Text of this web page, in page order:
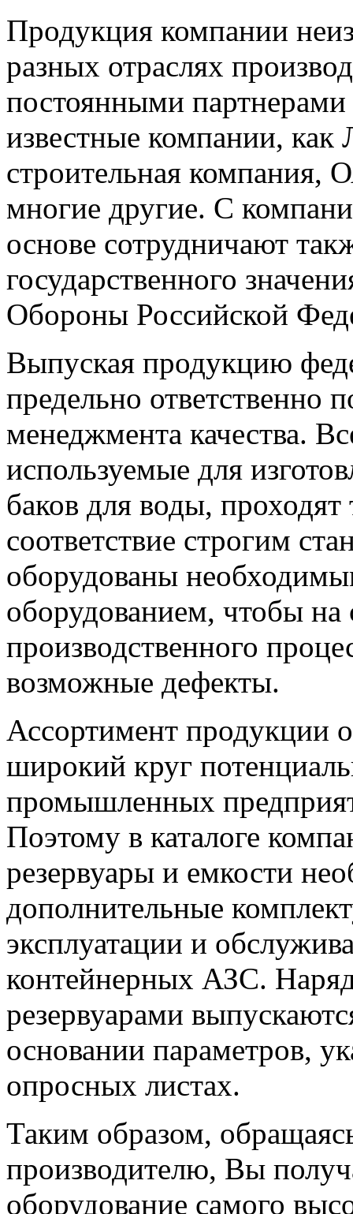
Продукция компании
разных отраслях
постоянными
известные компании, как
строительная компания,
многие другие. С
основе сотрудничают
государственного
Обороны Российской
Выпуская продукцию
предельно ответственно
менеджмента качества.
используемые для
баков для воды,
соответствие строгим
оборудованы
оборудованием, чтобы
производственного
возможные дефекты.
Ассортимент продукции
широкий круг
промышленных
Поэтому в каталоге
резервуары и емкости
дополнительные
эксплуатации и
контейнерных АЗС.
резервуарами
основании параметров,
опросных листах.
Таким образом,
производителю, Вы
оборудование самого